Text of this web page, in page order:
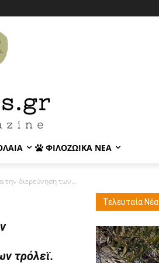
ΦΙΛΟΖΩΙΚΆ ΝΈΑ
την διερεύνηση των...
τρόλεϊ.
Τελευταία Νέα